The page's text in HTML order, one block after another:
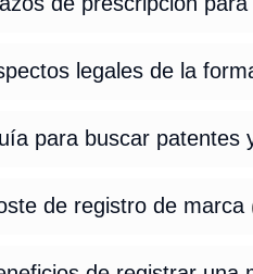
legales de la
para buscar patentes
de registro de marca